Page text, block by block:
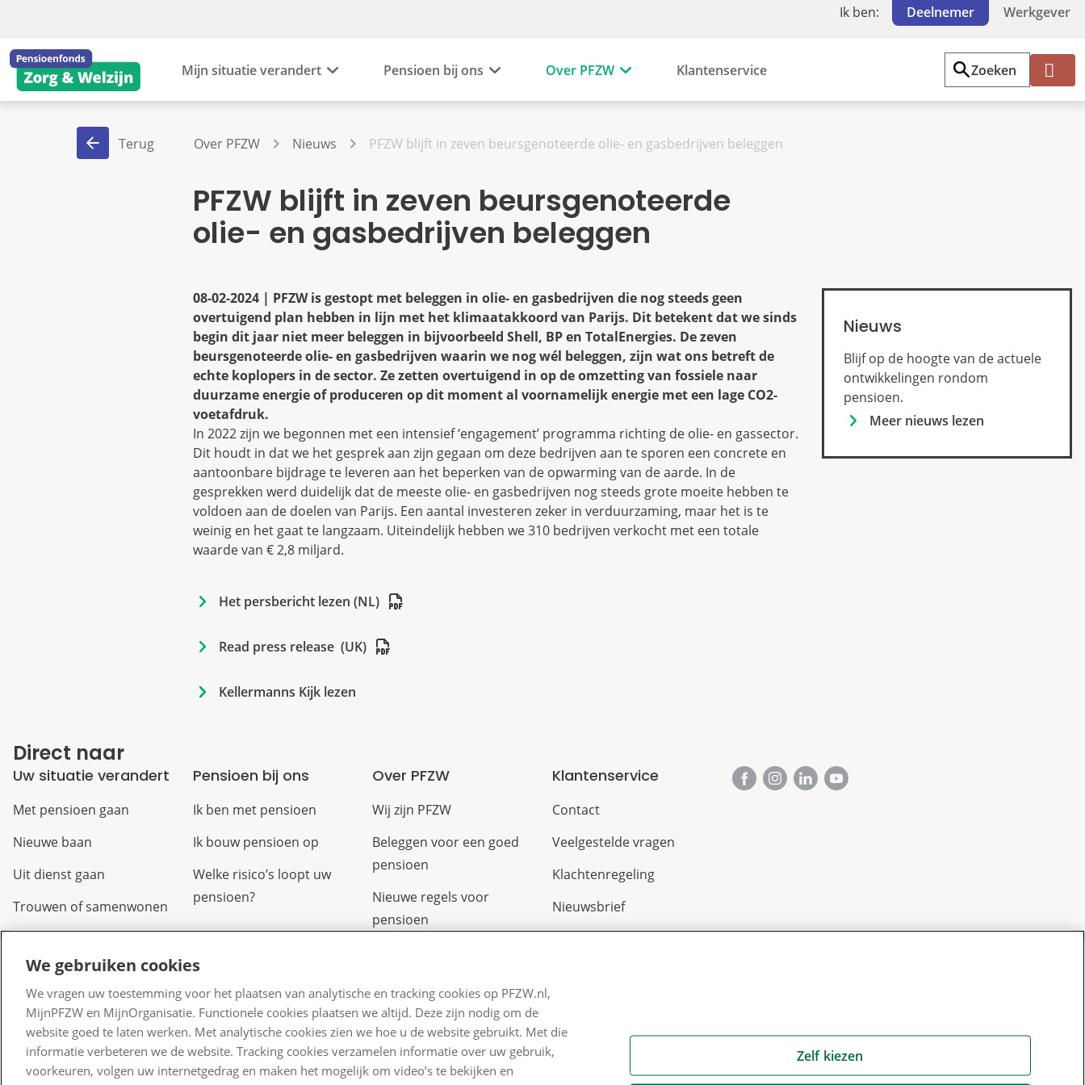
Ik ben: Deelnemer Werkgever
Mijn situatie verandert Pensioen bij ons Over PFZW Klantenservice
Zoeken
Mi
Terug Over PFZW Nieuws PFZW blijft in zeven beursgenoteerde olie- en gasbedrijven beleggen
PFZW blijft in zeven beursgenoteerde
olie- en gasbedrijven beleggen
08-02-2024 | PFZW is gestopt met beleggen in olie- en gasbedrijven die nog steeds geen
overtuigend plan hebben in lijn met het klimaatakkoord van Parijs. Dit betekent dat we sinds
begin dit jaar niet meer beleggen in bijvoorbeeld Shell, BP en TotalEnergies. De zeven
beursgenoteerde olie- en gasbedrijven waarin we nog wél beleggen, zijn wat ons betreft de
echte koplopers in de sector. Ze zetten overtuigend in op de omzetting van fossiele naar
duurzame energie of produceren op dit moment al voornamelijk energie met een lage CO2-
voetafdruk.
In 2022 zijn we begonnen met een intensief ‘engagement’ programma richting de olie- en gassector.
Dit houdt in dat we het gesprek aan zijn gegaan om deze bedrijven aan te sporen een concrete en
aantoonbare bijdrage te leveren aan het beperken van de opwarming van de aarde. In de
gesprekken werd duidelijk dat de meeste olie- en gasbedrijven nog steeds grote moeite hebben te
voldoen aan de doelen van Parijs. Een aantal investeren zeker in verduurzaming, maar het is te
weinig en het gaat te langzaam. Uiteindelijk hebben we 310 bedrijven verkocht met een totale
waarde van € 2,8 miljard.
Het persbericht lezen (NL)
Read press release  (UK)
Kellermanns Kijk lezen
Nieuws
Blijf op de hoogte van de actuele
ontwikkelingen rondom
pensioen.
Meer nieuws lezen
Direct naar
Uw situatie verandert
Met pensioen gaan
Nieuwe baan
Uit dienst gaan
Trouwen of samenwonen
Overlijden
Scheiden of uit elkaar
gaan
Verlof
Pensioen bij ons
Ik ben met pensioen
Ik bouw pensioen op
Welke risico’s loopt uw
pensioen?
Over PFZW
Wij zijn PFZW
Beleggen voor een goed
pensioen
Nieuwe regels voor
pensioen
Nieuws
Voor de pers
PFZW Dichtbij
Werken bij PFZW
Klantenservice
Contact
Veelgestelde vragen
Klachtenregeling
Nieuwsbrief
We gebruiken cookies
We vragen uw toestemming voor het plaatsen van analytische en tracking cookies op PFZW.nl,
MijnPFZW en MijnOrganisatie. Functionele cookies plaatsen we altijd. Deze zijn nodig om de
website goed te laten werken. Met analytische cookies zien we hoe u de website gebruikt. Met die
informatie verbeteren we de website. Tracking cookies verzamelen informatie over uw gebruik,
voorkeuren, volgen uw internetgedrag en maken het mogelijk om video’s te bekijken en
Zelf kiezen